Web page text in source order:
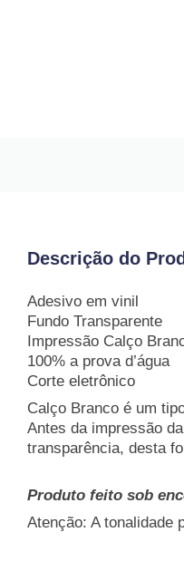
Descrição do
Adesivo em vinil
Fundo Transparente
Impressão Calço
100% a prova d’água
Corte eletrônico
Calço Branco é um
Antes da impressão
transparência, desta
Produto feito sob
Atenção: A tonalidade